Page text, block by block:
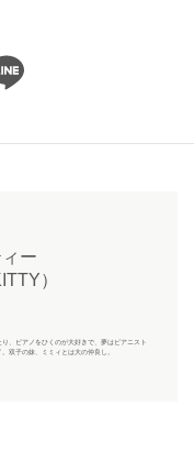
ー
）
、ピアノをひくのが大好きで、夢はピアニスト
双子の妹、ミミィとは大の仲良し。